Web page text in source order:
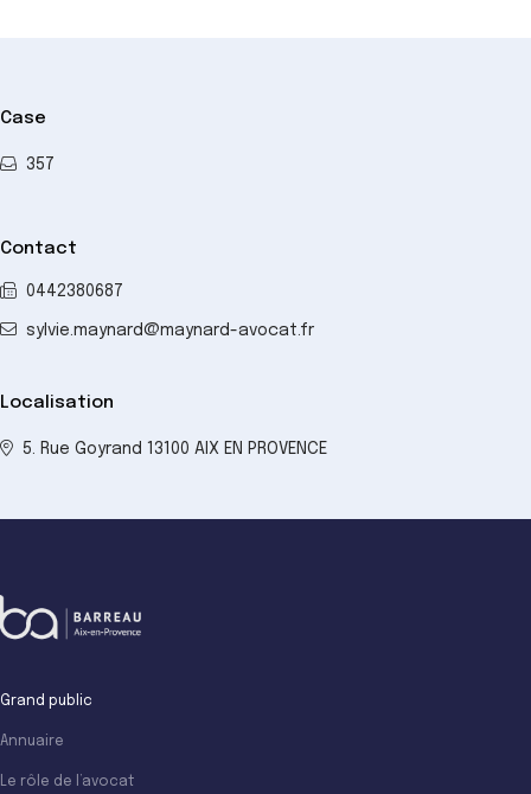
Case
357
Contact
0442380687
sylvie.maynard@maynard-avocat.fr
Localisation
5. Rue Goyrand 13100 AIX EN PROVENCE
Grand public
Annuaire
Le rôle de l’avocat